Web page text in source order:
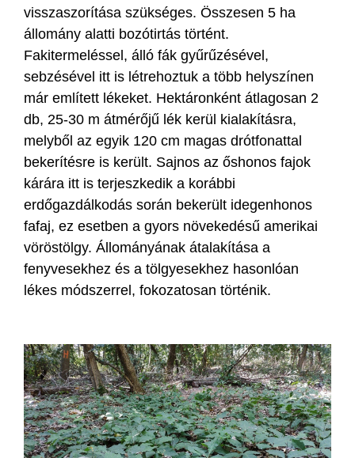
visszaszorítása szükséges. Összesen 5 ha
állomány alatti bozótirtás történt.
Fakitermeléssel, álló fák gyűrűzésével,
sebzésével itt is létrehoztuk a több helyszínen
már említett lékeket. Hektáronként átlagosan 2
db, 25-30 m átmérőjű lék kerül kialakításra,
melyből az egyik 120 cm magas drótfonattal
bekerítésre is került. Sajnos az őshonos fajok
kárára itt is terjeszkedik a korábbi
erdőgazdálkodás során bekerült idegenhonos
fafaj, ez esetben a gyors növekedésű amerikai
vöröstölgy. Állományának átalakítása a
fenyvesekhez és a tölgyesekhez hasonlóan
lékes módszerrel, fokozatosan történik.